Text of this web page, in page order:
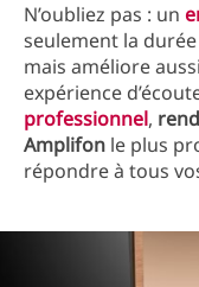
N’oubliez pas : un
seulement la
mais améliore
expérience
professionnel,
Amplifon le plus
répondre à tous